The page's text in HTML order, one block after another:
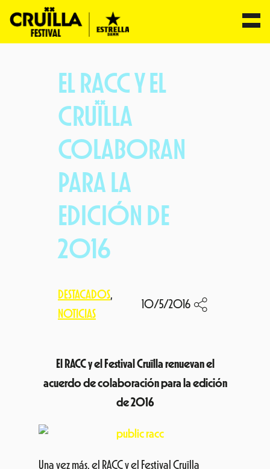
EL RACC Y EL
CRUÏLLA
COLABORAN
PARA LA
EDICIÓN DE
2016
DESTACADOS
NOTICIAS
10/5/2016
El RACC y el Festival Cruïlla renuevan el
acuerdo de colaboración para la edición
de 2016
Una vez más, el RACC y el Festival Cruïlla